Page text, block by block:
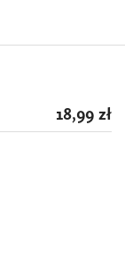
18,99 zł